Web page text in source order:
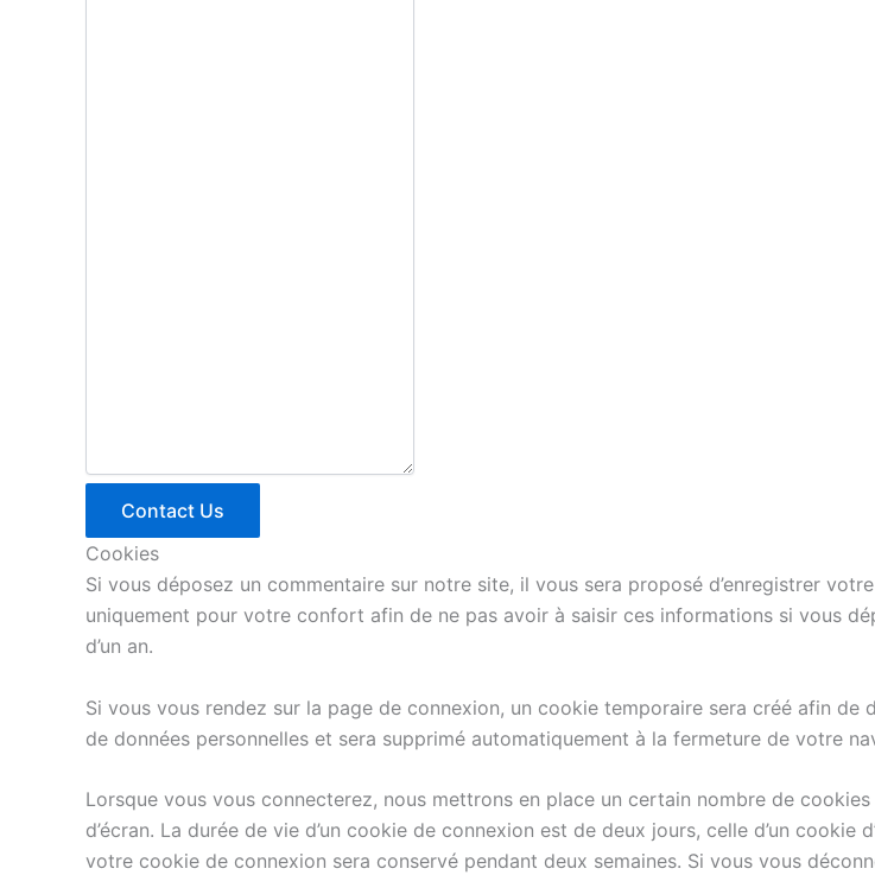
Contact Us
Cookies
Si vous déposez un commentaire sur notre site, il vous sera proposé d’enregistrer
uniquement pour votre confort afin de ne pas avoir à saisir ces informations si vous
d’un an.
Si vous vous rendez sur la page de connexion, un cookie temporaire sera créé afin
de données personnelles et sera supprimé automatiquement à la fermeture de votre
Lorsque vous vous connecterez, nous mettrons en place un certain nombre de
d’écran. La durée de vie d’un cookie de connexion est de deux jours, celle d’un cookie
votre cookie de connexion sera conservé pendant deux semaines. Si vous vous